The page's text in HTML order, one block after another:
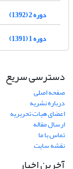
دوره 2 (1392)
دوره 1 (1391)
دسترسی سریع
صفحه اصلی
درباره نشریه
اعضای هیات تحریریه
ارسال مقاله
تماس با ما
نقشه سایت
آخرین اخبار